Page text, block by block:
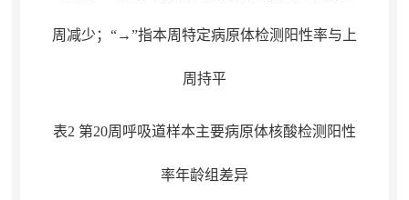
周减少；“→”指本周特定病原体检测阳性率与上
周持平
表2 第20周呼吸道样本主要病原体核酸检测阳性
率年龄组差异